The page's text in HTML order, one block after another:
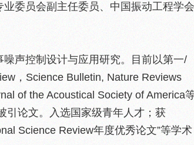
委员会副主任委员、中国振动工程学会
声控制设计与应用研究。目前以第一/
，Science Bulletin, Nature Reviews
of the Acoustical Society of America
引论文。入选国家级青年人才；获
Science Review年度优秀论文”等学术